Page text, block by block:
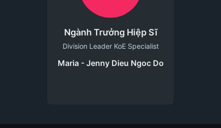
Ngành Trưởng Hiệp Sĩ
Division Leader KoE Specialist
Maria - Jenny Dieu Ngoc Do